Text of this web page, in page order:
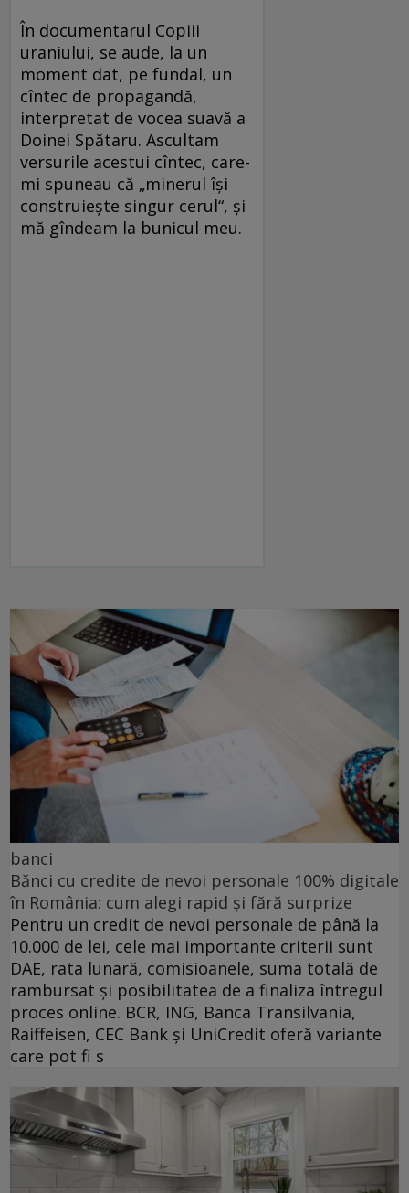
În documentarul Copiii
uraniului, se aude, la un
moment dat, pe fundal, un
cîntec de propagandă,
interpretat de vocea suavă a
Doinei Spătaru. Ascultam
versurile acestui cîntec, care-
mi spuneau că „minerul îşi
construieşte singur cerul“, şi
mă gîndeam la bunicul meu.
banci
Bănci cu credite de nevoi personale 100% digitale
în România: cum alegi rapid și fără surprize
Pentru un credit de nevoi personale de până la
10.000 de lei, cele mai importante criterii sunt
DAE, rata lunară, comisioanele, suma totală de
rambursat și posibilitatea de a finaliza întregul
proces online. BCR, ING, Banca Transilvania,
Raiffeisen, CEC Bank și UniCredit oferă variante
care pot fi s